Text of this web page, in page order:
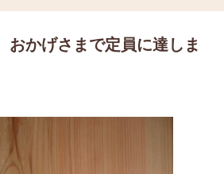
おかげさまで定員に達しま